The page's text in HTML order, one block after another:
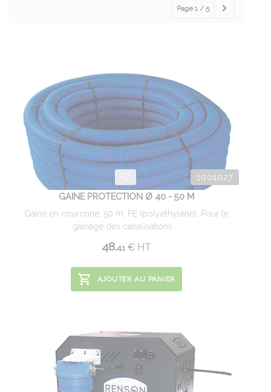
Page 1 / 5
1001027
GAINE PROTECTION Ø 40 - 50 M
Gaine en couronne, 50 m, PE (polyéthylène). Pour le
gainage des canalisations ...
48.41 € HT
AJOUTER AU PANIER